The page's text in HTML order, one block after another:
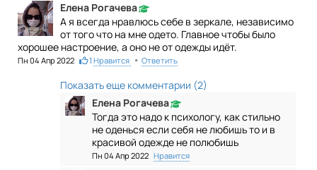
Елена Рогачева
А я всегда нравлюсь себе в зеркале, независимо
от того что на мне одето. Главное чтобы было
хорошее настроение, а оно не от одежды идёт.
Пн 04 Апр 2022 1 Нравится • Ответить
Показать еще комментарии (2)
Елена Рогачева
Тогда это надо к психологу, как стильно
не оденься если себя не любишь то и в
красивой одежде не полюбишь
Пн 04 Апр 2022 Нравится